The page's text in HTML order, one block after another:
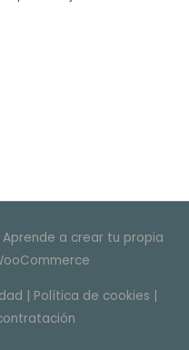
a crear tu propia
| Política de cookies |